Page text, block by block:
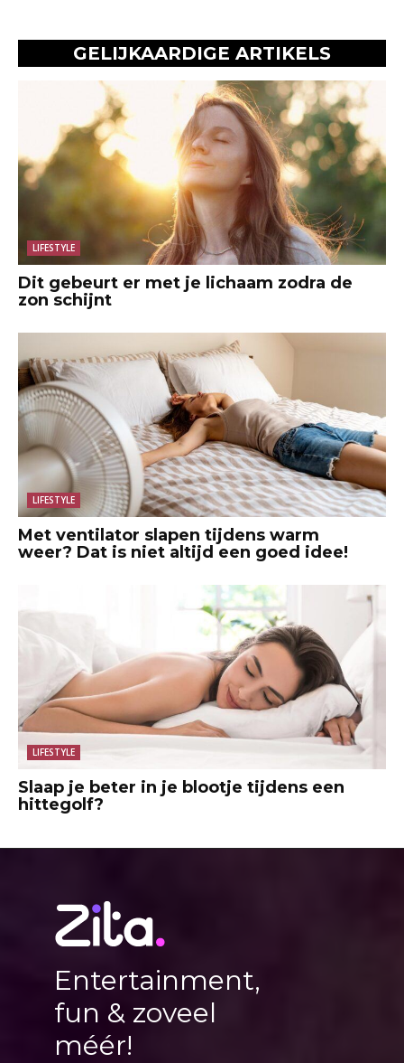
GELIJKAARDIGE ARTIKELS
LIFESTYLE
Dit gebeurt er met je lichaam zodra de
zon schijnt
LIFESTYLE
Met ventilator slapen tijdens warm
weer? Dat is niet altijd een goed idee!
LIFESTYLE
Slaap je beter in je blootje tijdens een
hittegolf?
Entertainment,
fun & zoveel
méér!